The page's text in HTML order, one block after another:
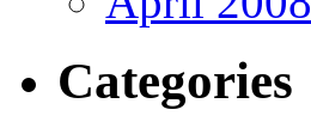
Categories